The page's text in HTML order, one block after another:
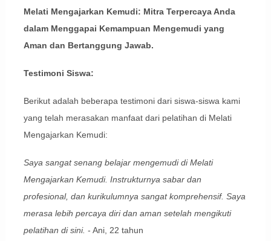
Melati Mengajarkan Kemudi: Mitra Terpercaya Anda
dalam Menggapai Kemampuan Mengemudi yang
Aman dan Bertanggung Jawab.
Testimoni Siswa:
Berikut adalah beberapa testimoni dari siswa-siswa kami
yang telah merasakan manfaat dari pelatihan di Melati
Mengajarkan Kemudi:
Saya sangat senang belajar mengemudi di Melati
Mengajarkan Kemudi. Instrukturnya sabar dan
profesional, dan kurikulumnya sangat komprehensif. Saya
merasa lebih percaya diri dan aman setelah mengikuti
pelatihan di sini. - Ani, 22 tahun